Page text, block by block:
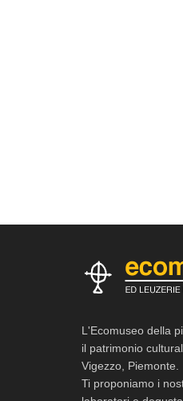
L'Ecomuseo della
il patrimonio
Vigezzo, Piemonte.
Ti proponiamo i